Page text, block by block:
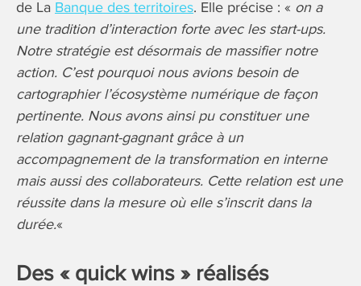
de La Banque des territoires. Elle précise : « on a
une tradition d’interaction forte avec les start-ups.
Notre stratégie est désormais de massifier notre
action. C’est pourquoi nous avions besoin de
cartographier l’écosystème numérique de façon
pertinente. Nous avons ainsi pu constituer une
relation gagnant-gagnant grâce à un
accompagnement de la transformation en interne
mais aussi des collaborateurs. Cette relation est une
réussite dans la mesure où elle s’inscrit dans la
durée.«
Des « quick wins » réalisés